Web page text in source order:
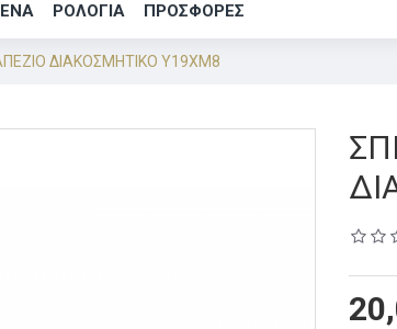
ΡΟΛΟΓΙΑ ΠΡΟΣΦΟΡΕΣ
ΔΙΑΚΟΣΜΗΤΙΚΟ Υ19ΧΜ8